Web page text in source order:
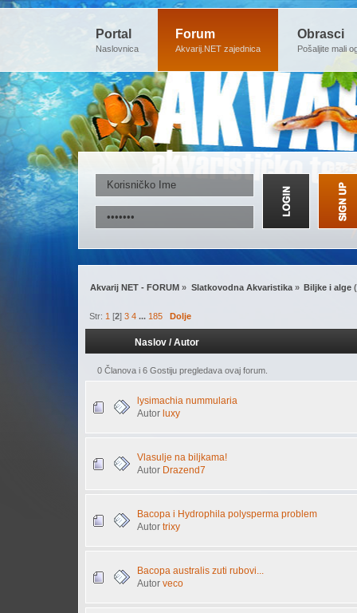
Portal
Naslovnica
Forum
Akvarij.NET zajednica
Obrasci
Pošaljite mali
Akvarij NET - FORUM » Slatkovodna Akvaristika» Biljke i alge
Str:1 [2]3 4 ...185 Dolje
Naslov /Autor
0 Članova i 6 Gostiju pregledava ovaj forum.
lysimachia nummularia
Autor luxy
Vlasulje na biljkama!
Autor Drazend7
Bacopa i Hydrophila polysperma problem
Autor trixy
Bacopa australis zuti rubovi...
Autor veco